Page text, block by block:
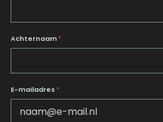
Achternaam*
E-mailadres *